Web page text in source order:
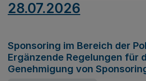
28.07.2026
Sponsoring im Bereich der
Ergänzende Regelungen für
Genehmigung von